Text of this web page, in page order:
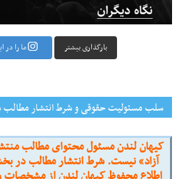
بارگذاری بیشتر ما را در
سلب مسئولیت حقوقی و شرط انتشار مطالب
کیهان لندن مسئول محتوای مطالب
آزاد» نیست. شرط انتشار مطالب در